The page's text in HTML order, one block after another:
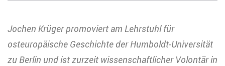
Jochen Krüger promoviert am Lehrstuhl für
osteuropäische Geschichte der Humboldt-Universität
zu Berlin und ist zurzeit wissenschaftlicher Volontär in